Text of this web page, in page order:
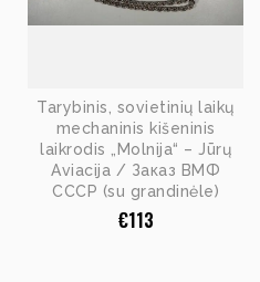
Tarybinis, sovietinių laikų
mechaninis kišeninis
laikrodis „Molnija“ – Jūrų
Aviacija / Заказ ВМФ
СССР (su grandinėle)
€113